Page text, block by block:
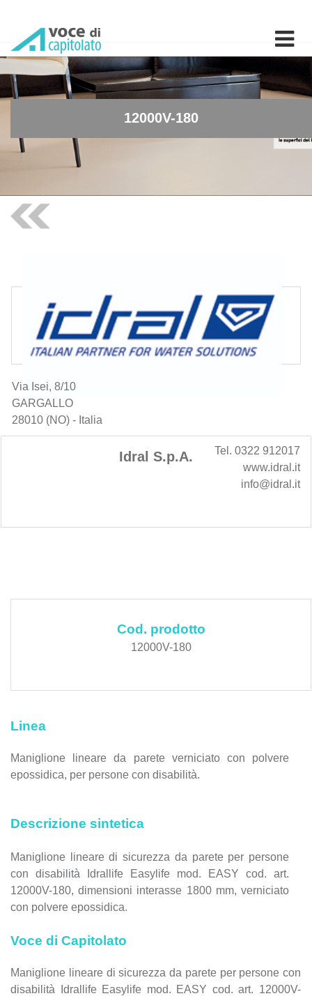
12000V-180
Idral S.p.A.
Via Isei, 8/10
GARGALLO
28010 (NO) - Italia
Tel. 0322 912017
www.idral.it
info@idral.it
Cod. prodotto
12000V-180
Linea
Maniglione lineare da parete verniciato con polvere
epossidica, per persone con disabilità.
Descrizione sintetica
Maniglione lineare di sicurezza da parete per persone
con disabilità Idrallife Easylife mod. EASY cod. art.
12000V-180, dimensioni interasse 1800 mm, verniciato
con polvere epossidica.
Voce di Capitolato
Maniglione lineare di sicurezza da parete per persone con
disabilità Idrallife Easylife mod. EASY cod. art. 12000V-